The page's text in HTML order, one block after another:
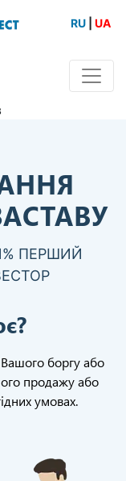
RU UA
ПЕРШИЙ
боргу або
продажу або
умовах.